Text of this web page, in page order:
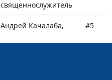
священнослужитель
Андрей Качалаба,
#5